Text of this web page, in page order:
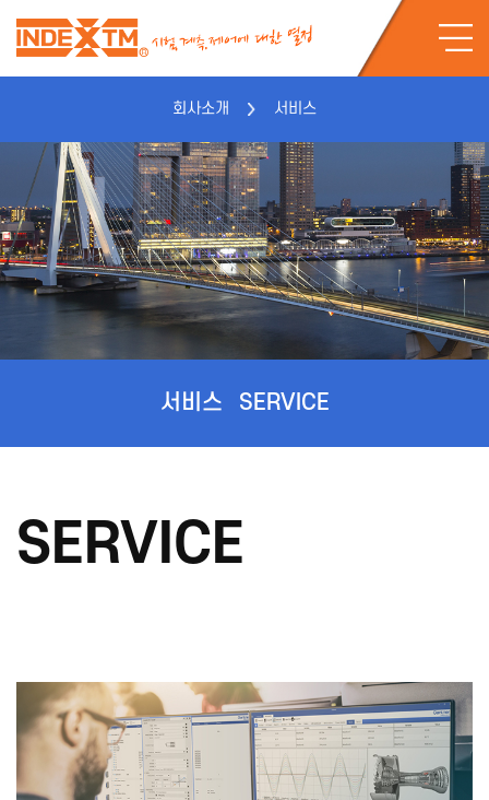
회사소개 서비스
서비스 SERVICE
SERVICE